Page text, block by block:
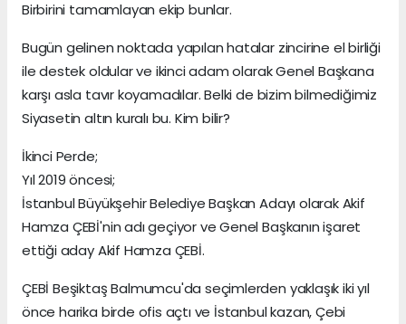
Birbirini tamamlayan ekip bunlar.
Bugün gelinen noktada yapılan hatalar zincirine el birliği
ile destek oldular ve ikinci adam olarak Genel Başkana
karşı asla tavır koyamadılar. Belki de bizim bilmediğimiz
Siyasetin altın kuralı bu. Kim bilir?
İkinci Perde;
Yıl 2019 öncesi;
İstanbul Büyükşehir Belediye Başkan Adayı olarak Akif
Hamza ÇEBİ'nin adı geçiyor ve Genel Başkanın işaret
ettiği aday Akif Hamza ÇEBİ.
ÇEBİ Beşiktaş Balmumcu'da seçimlerden yaklaşık iki yıl
önce harika birde ofis açtı ve İstanbul kazan, Çebi